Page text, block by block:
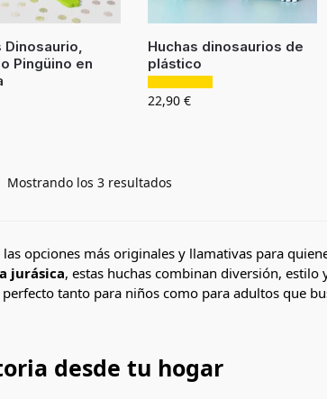
Dinosaurio,
Pingüino en
Huchas dinosaurios de
plástico
22,90€
Mostrando los 3 resultados
opciones más originales y llamativas para
jurásica, estas huchas combinan diversión, estilo
tanto para niños como para adultos que
desde tu hogar